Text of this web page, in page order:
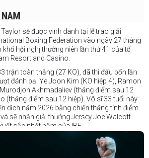
sẽ được vinh danh tại lễ trao giải
Boxing Federation vào ngày 27 tháng
khổ hội nghị thường niên lần thứ 41 của tổ
Resort and Casino.
trận toàn thắng (27 KO), đã thi đấu bốn lần
đánh bại Ye Joon Kim (KO hiệp 4), Ramon
Akhmadaliev (thắng điểm sau 12
(thắng điểm sau 12 hiệp). Võ sĩ 33 tuổi này
dịch năm 2026 bằng chiến thắng tính điểm
sẽ nhận giải thưởng Jersey Joe Walcott
sắc nhất năm của IBF.
sẽ được trao danh hiệu Nữ võ sĩ xuất sắc